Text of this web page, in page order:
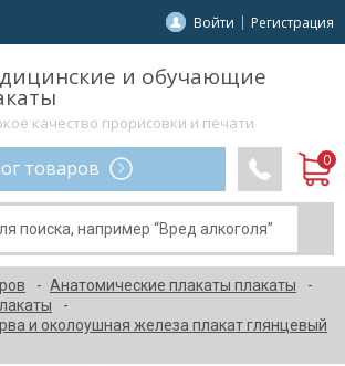
Войти Регистрация
и обучающие
качество прорисовки и печати
товаров
Анатомические плакаты плакаты
и околоушная железа плакат глянцевый